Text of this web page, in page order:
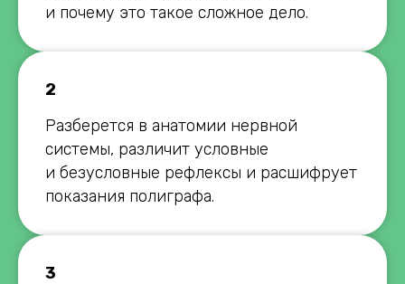
и почему это такое сложное дело.
2
Разберется в анатомии нервной
системы, различит условные
и безусловные рефлексы и расшифрует
показания полиграфа.
3